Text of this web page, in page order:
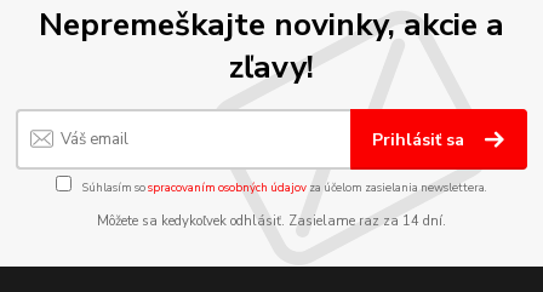
Nepremeškajte novinky, akcie a
zľavy!
Prihlásiť sa
Súhlasím sospracovaním osobných údajov za účelom zasielania newslettera.
Môžete sa kedykoľvek odhlásiť. Zasielame raz za 14 dní.